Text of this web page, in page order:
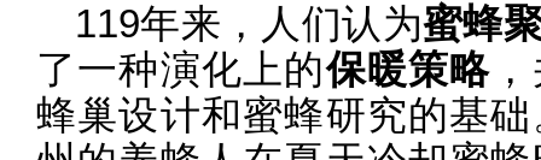
119年来，人们认为蜜蜂
了一种演化上的保暖策略
蜂巢设计和蜜蜂研究的基